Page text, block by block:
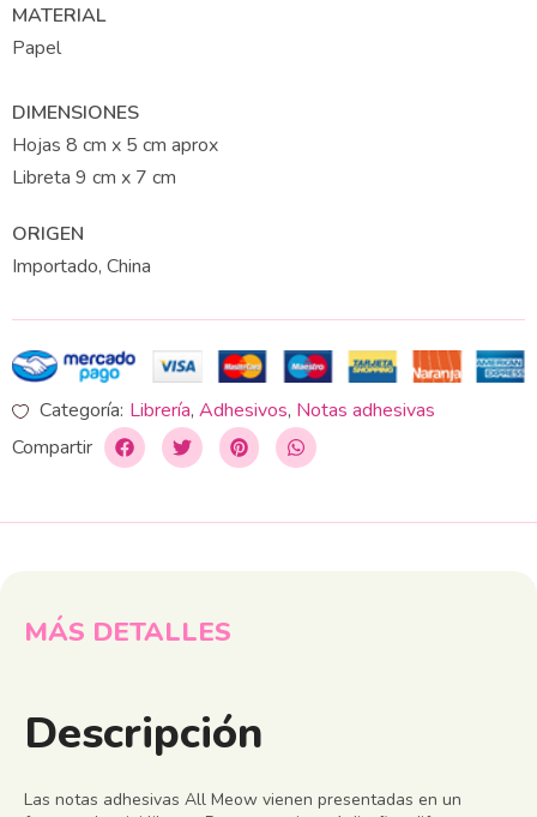
MATERIAL
Papel
DIMENSIONES
Hojas 8 cm x 5 cm aprox
Libreta 9 cm x 7 cm
ORIGEN
Importado, China
Categoría: Librería, Adhesivos, Notas adhesivas
Compartir
MÁS DETALLES
Descripción
Las notas adhesivas All Meow vienen presentadas en un